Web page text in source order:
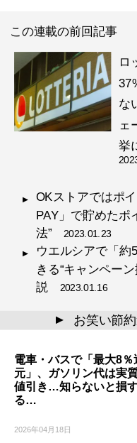
この連載の前回記事
ロ
な
ェ
挙
OKストアではポ
PAY」で貯めたポ
法” 2023.01.23
ウエルシアで「約
きる“キャンペー
説
2023.01.16
▲ お笑い節
電車・バスで「最大8％
元」、ガソリン代は実
値引き…知らないと損
る…
2026年04月18日